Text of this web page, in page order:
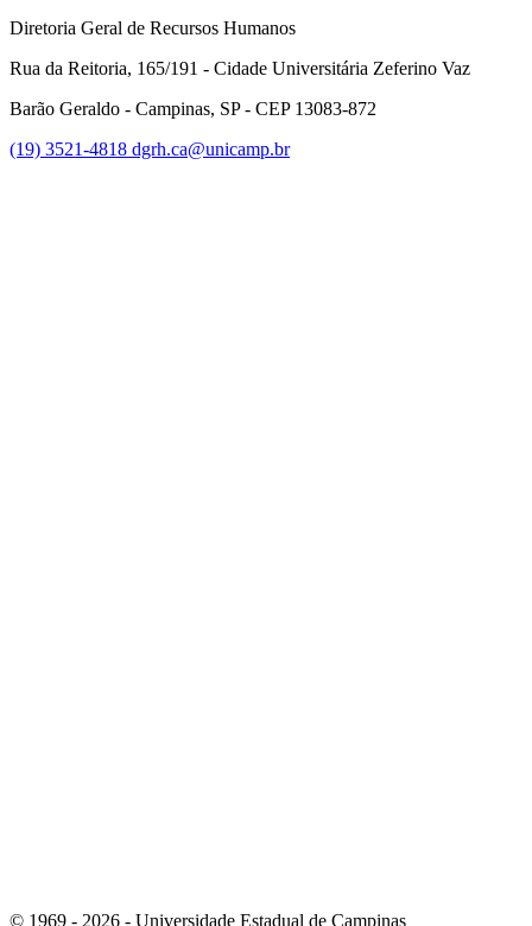
Diretoria Geral de Recursos Humanos
Rua da Reitoria, 165/191 - Cidade Universitária Zeferino Vaz
Barão Geraldo - Campinas, SP - CEP 13083-872
(19) 3521-4818 dgrh.ca@unicamp.br
© 1969 - 2026 - Universidade Estadual de Campinas